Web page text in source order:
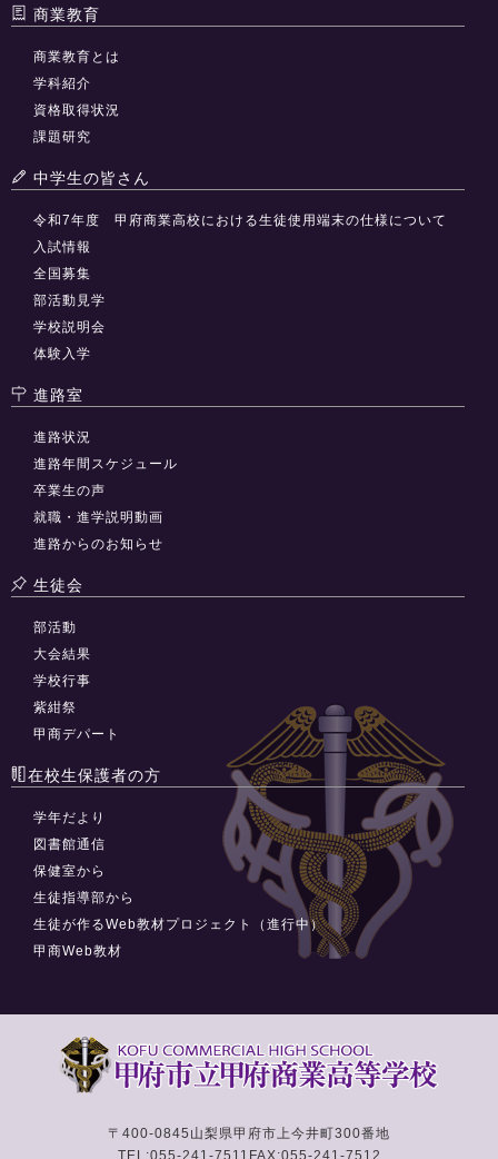
商業教育
商業教育とは
学科紹介
資格取得状況
課題研究
中学生の皆さん
令和7年度 甲府商業高校における生徒使用端末の仕様について
入試情報
全国募集
部活動見学
学校説明会
体験入学
進路室
進路状況
進路年間スケジュール
卒業生の声
就職・進学説明動画
進路からのお知らせ
生徒会
部活動
大会結果
学校行事
紫紺祭
甲商デパート
在校生保護者の方
学年だより
図書館通信
保健室から
生徒指導部から
生徒が作るWeb教材プロジェクト（進行中）
甲商Web教材
〒400-0845 山梨県甲府市上今井町300番地
TEL:055-241-7511 FAX:055-241-7512